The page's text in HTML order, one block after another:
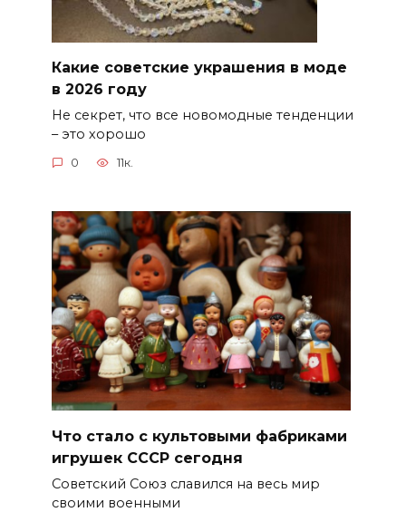
Какие советские украшения в моде
в 2026 году
Не секрет, что все новомодные тенденции
– это хорошо
0 11к.
Что стало с культовыми фабриками
игрушек СССР сегодня
Советский Союз славился на весь мир
своими военными